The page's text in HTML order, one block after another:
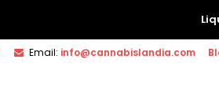
Email: info@cannabislandia.com